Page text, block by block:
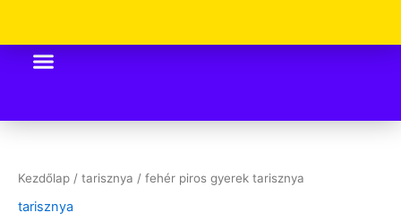
content
Kezdőlap / tarisznya / fehér piros gyerek tarisznya
tarisznya
tarisznya
mennyiség